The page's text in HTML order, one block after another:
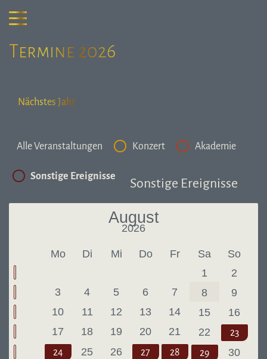
Termine 2026
Nächstes Jahr
Alle Veranstaltungen Konzert Akademie
Sonstige Ereignisse Sonstige Ereignisse
August
2026
Mo Di Mi Do Fr Sa
So
1
2
3
4 5 6 7 8
9
10
11 12 13 14 15
16
17
18 19 20 21 22
23
24
25 26 27 28 29
30